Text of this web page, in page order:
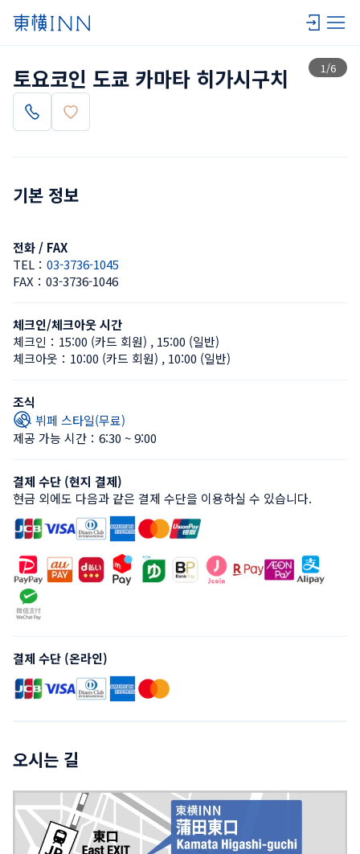
1 /6
목록 보기
토요코인 도쿄 카마타 히가시구치
기본 정보
전화 / FAX
TEL： 03-3736-1045
FAX： 03-3736-1046
체크인/체크아웃 시간
체크인： 15:00 (카드 회원) , 15:00 (일반)
체크아웃： 10:00 (카드 회원) , 10:00 (일반)
조식
뷔페 스타일(무료)
제공 가능 시간：6:30 ~ 9:00
결제 수단 (현지 결제)
현금 외에도 다음과 같은 결제 수단을 이용하실 수 있습니다.
결제 수단 (온라인)
오시는 길